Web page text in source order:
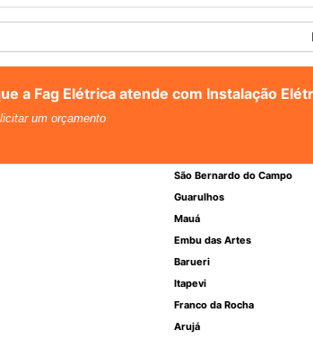
a Fag Elétrica atende com Instalação
um orçamento
São Bernardo do Campo
Guarulhos
Mauá
Embu das Artes
Barueri
Itapevi
Franco da Rocha
Arujá